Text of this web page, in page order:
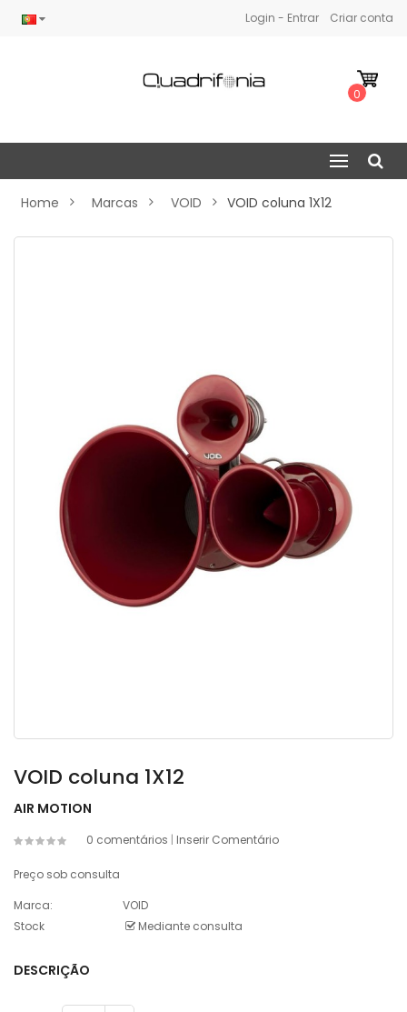
Login - Entrar Criar conta
0
Home Marcas VOID VOID coluna 1X12
VOID coluna 1X12
AIR MOTION
0 comentários | Inserir Comentário
Preço sob consulta
Marca:
VOID
Stock
Mediante consulta
DESCRIÇÃO